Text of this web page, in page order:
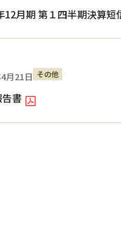
12月期 第１四半期決算短
月21日 その他
書